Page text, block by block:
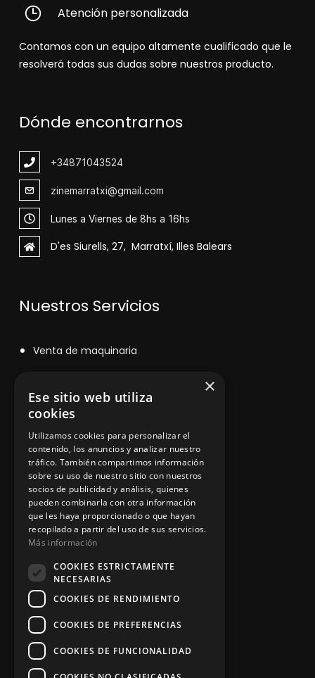
Atención personalizada
Contamos con un equipo altamente cualificado que le
resolverá todas sus dudas sobre nuestros producto.
Dónde encontrarnos
+34871043524
zinemarratxi@gmail.com
Lunes a Viernes de 8hs a 16hs
D'es Siurells, 27, Marratxí, Illes Balears
Nuestros Servicios
Venta de maquinaria
Instalación y reparación
Contacto
Información legal
Política de privacidad
Aviso legal
App Zine Hostelería
×
Ese sitio web utiliza
cookies
Utilizamos cookies para personalizar el
contenido, los anuncios y analizar nuestro
tráfico. También compartimos información
sobre su uso de nuestro sitio con nuestros
socios de publicidad y análisis, quienes
pueden combinarla con otra información
que les haya proporcionado o que hayan
recopilado a partir del uso de sus servicios.
Más información
COOKIES ESTRICTAMENTE
NECESARIAS
COOKIES DE RENDIMIENTO
COOKIES DE PREFERENCIAS
COOKIES DE FUNCIONALIDAD